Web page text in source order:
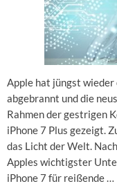
Apple hat jüngst
abgebrannt und die
Rahmen der gestrigen
iPhone 7 Plus gezeigt.
das Licht der Welt.
Apples wichtigster
iPhone 7 für reißende …